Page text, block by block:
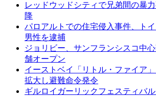
レッドウッドシティで兄弟間の暴
降
パロアルトでの住宅侵入事件、ト
男性を逮捕
ジョリビー、サンフランシスコ中
舗オープン
イーストベイ「リトル・ファイア
拡大し避難命令発令
ギルロイガーリックフェスティバ